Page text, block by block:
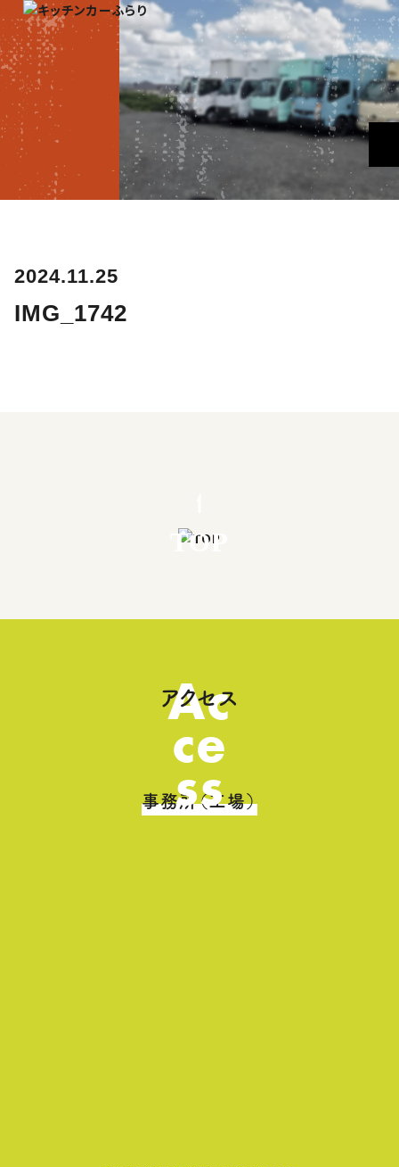
2024.11.25
IMG_1742
TOP
Ac
ce
ss
アクセス
事務所（工場）